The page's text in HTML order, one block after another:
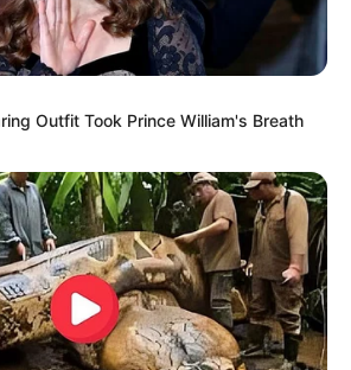
Ojek Online &
Auto
Outfit Took Prince William's Breath